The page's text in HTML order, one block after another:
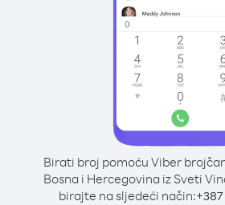
Birati broj pomoću Viber
Bosna i Hercegovina iz Sveti
birajte na sljedeći način:+387